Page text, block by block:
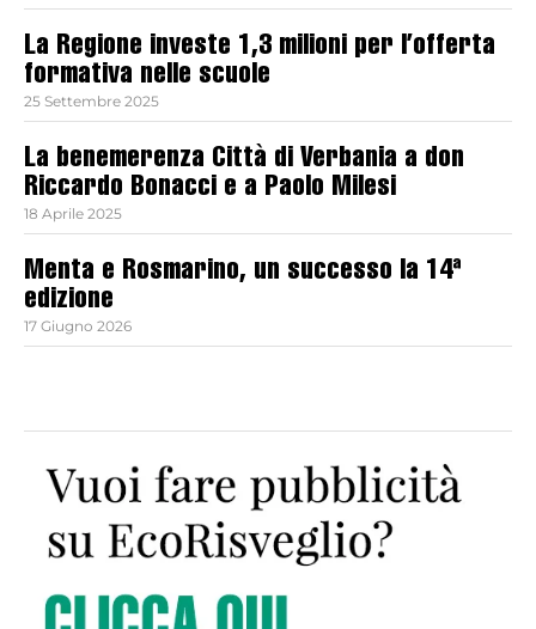
La Regione investe 1,3 milioni per l’offerta
formativa nelle scuole
25 Settembre 2025
La benemerenza Città di Verbania a don
Riccardo Bonacci e a Paolo Milesi
18 Aprile 2025
Menta e Rosmarino, un successo la 14ª
edizione
17 Giugno 2026